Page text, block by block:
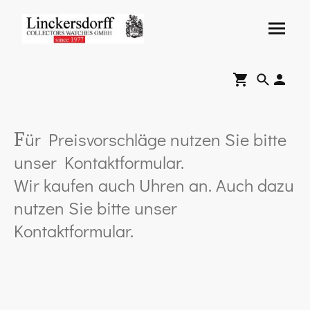
Für Preisvorschläge nutzen Sie bitte
unser Kontaktformular.
Wir kaufen auch Uhren an. Auch dazu
nutzen Sie bitte unser
Kontaktformular.